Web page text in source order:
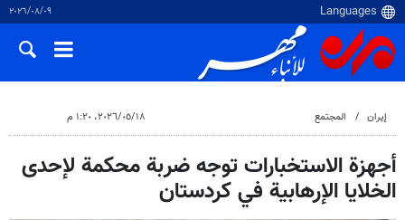
٠٩‏/٠٨‏/٢٠٢٦
إيران المجتمع ١٨‏/٠٥‏/٢٠٢٦، ١:٢٠ م
أجهزة الاستخبارات توجه ضربة محكمة لإحدى
الخلايا الإرهابية في كردستان